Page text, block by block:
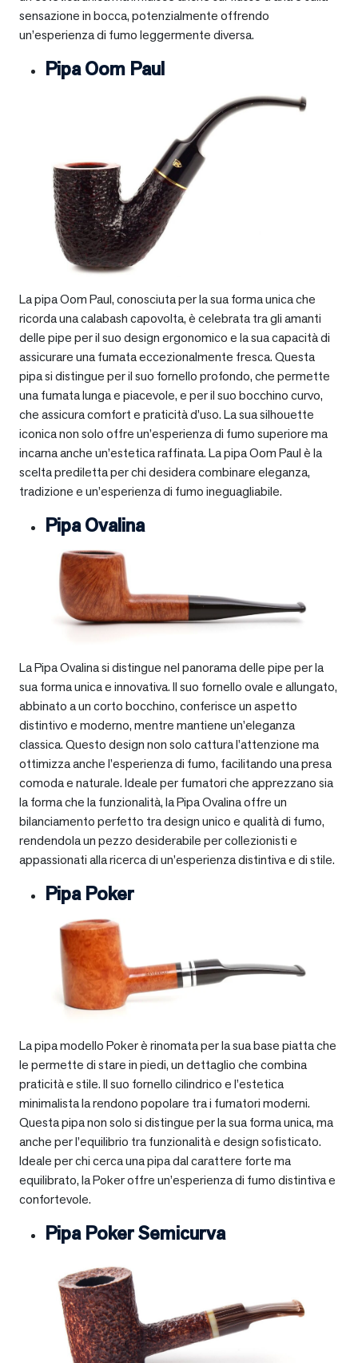
sensazione in bocca, potenzialmente offrendo
un’esperienza di fumo leggermente diversa.
Pipa Oom Paul
La pipa Oom Paul, conosciuta per la sua forma unica che
ricorda una calabash capovolta, è celebrata tra gli amanti
delle pipe per il suo design ergonomico e la sua capacità di
assicurare una fumata eccezionalmente fresca. Questa
pipa si distingue per il suo fornello profondo, che permette
una fumata lunga e piacevole, e per il suo bocchino curvo,
che assicura comfort e praticità d’uso. La sua silhouette
iconica non solo offre un’esperienza di fumo superiore ma
incarna anche un’estetica raffinata. La pipa Oom Paul è la
scelta prediletta per chi desidera combinare eleganza,
tradizione e un’esperienza di fumo ineguagliabile.
Pipa Ovalina
La Pipa Ovalina si distingue nel panorama delle pipe per la
sua forma unica e innovativa. Il suo fornello ovale e allungato,
abbinato a un corto bocchino, conferisce un aspetto
distintivo e moderno, mentre mantiene un’eleganza
classica. Questo design non solo cattura l’attenzione ma
ottimizza anche l’esperienza di fumo, facilitando una presa
comoda e naturale. Ideale per fumatori che apprezzano sia
la forma che la funzionalità, la Pipa Ovalina offre un
bilanciamento perfetto tra design unico e qualità di fumo,
rendendola un pezzo desiderabile per collezionisti e
appassionati alla ricerca di un’esperienza distintiva e di stile.
Pipa Poker
La pipa modello Poker è rinomata per la sua base piatta che
le permette di stare in piedi, un dettaglio che combina
praticità e stile. Il suo fornello cilindrico e l’estetica
minimalista la rendono popolare tra i fumatori moderni.
Questa pipa non solo si distingue per la sua forma unica, ma
anche per l’equilibrio tra funzionalità e design sofisticato.
Ideale per chi cerca una pipa dal carattere forte ma
equilibrato, la Poker offre un’esperienza di fumo distintiva e
confortevole.
Pipa Poker Semicurva